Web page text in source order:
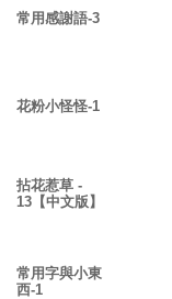
常用感謝語-3
花粉小怪怪-1
拈花惹草 -
13【中文版】
常用字與小東
西-1